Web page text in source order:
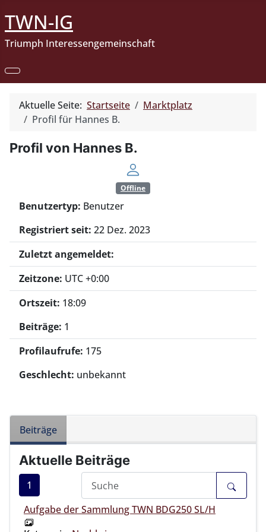
TWN-IG
Triumph Interessengemeinschaft
Aktuelle Seite: Startseite
Marktplatz
Profil für Hannes B.
Profil von Hannes B.
Offline
Benutzertyp: Benutzer
Registriert seit: 22 Dez. 2023
Zuletzt angemeldet:
Zeitzone: UTC +0:00
Ortszeit: 18:09
Beiträge: 1
Profilaufrufe: 175
Geschlecht: unbekannt
Beiträge
Aktuelle Beiträge
1
Aufgabe der Sammlung TWN BDG250 SL/H